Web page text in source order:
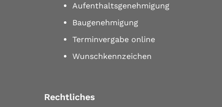
Aufenthaltsgenehmigung
Baugenehmigung
Terminvergabe online
Wunschkennzeichen
Rechtliches